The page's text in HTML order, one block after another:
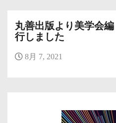
丸善出版より美学会
行しました
8月 7, 2021